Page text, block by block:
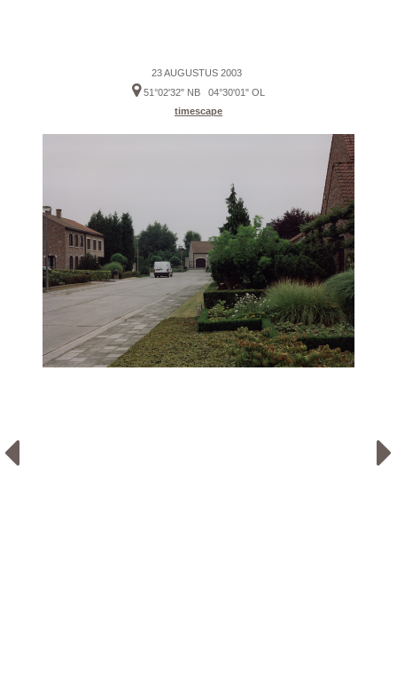
23 AUGUSTUS 2003
51°02'32" NB 04°30'01" OL
timescape